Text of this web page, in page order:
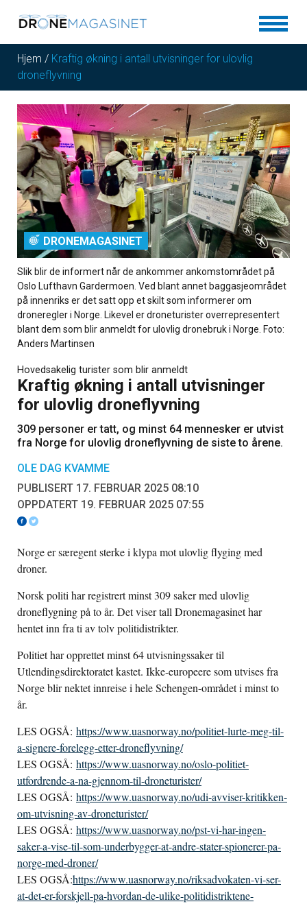
Hjem / Kraftig økning i antall utvisninger for ulovlig
droneflyvning
DRONEMAGASINET
Slik blir de informert når de ankommer ankomstområdet på
Oslo Lufthavn Gardermoen. Ved blant annet baggasjeområdet
på innenriks er det satt opp et skilt som informerer om
droneregler i Norge. Likevel er droneturister overrepresentert
blant dem som blir anmeldt for ulovlig dronebruk i Norge. Foto:
Anders Martinsen
Hovedsakelig turister som blir anmeldt
Kraftig økning i antall utvisninger
for ulovlig droneflyvning
309 personer er tatt, og minst 64 mennesker er utvist
fra Norge for ulovlig droneflyvning de siste to årene.
OLE DAG KVAMME
PUBLISERT 17. FEBRUAR 2025 08:10
OPPDATERT 19. FEBRUAR 2025 07:55
Norge er særegent sterke i klypa mot ulovlig flyging med
droner.
Norsk politi har registrert minst 309 saker med ulovlig
droneflygning på to år. Det viser tall Dronemagasinet har
hentet inn fra ti av tolv politidistrikter.
Politiet har opprettet minst 64 utvisningssaker til
Utlendingsdirektoratet kastet. Ikke-europeere som utvises fra
Norge blir nektet innreise i hele Schengen-området i minst to
år.
LES OGSÅ: https://www.uasnorway.no/politiet-lurte-meg-til-
a-signere-forelegg-etter-droneflyvning/
LES OGSÅ: https://www.uasnorway.no/oslo-politiet-
utfordrende-a-na-gjennom-til-droneturister/
LES OGSÅ: https://www.uasnorway.no/udi-avviser-kritikken-
om-utvisning-av-droneturister/
LES OGSÅ: https://www.uasnorway.no/pst-vi-har-ingen-
saker-a-vise-til-som-underbygger-at-andre-stater-spionerer-pa-
norge-med-droner/
LES OGSÅ:https://www.uasnorway.no/riksadvokaten-vi-ser-
at-det-er-forskjell-pa-hvordan-de-ulike-politidistriktene-